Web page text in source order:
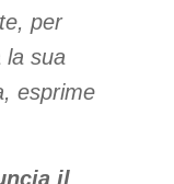
per
la sua
esprime
il